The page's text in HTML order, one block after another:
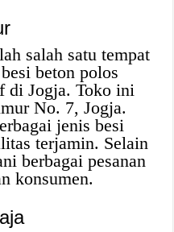
salah satu tempat
beton polos
di Jogja. Toko ini
No. 7, Jogja.
jenis besi
terjamin. Selain
berbagai pesanan
konsumen.